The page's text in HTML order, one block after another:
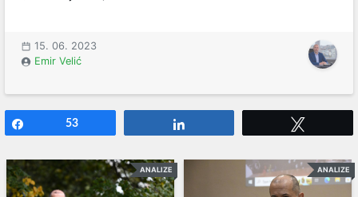
15. 06. 2023
Emir Velić
53
ANALIZE ANALIZE